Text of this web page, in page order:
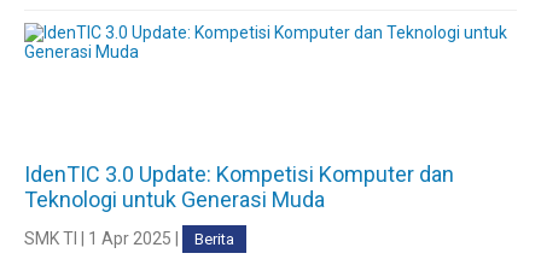
IdenTIC 3.0 Update: Kompetisi Komputer dan
Teknologi untuk Generasi Muda
SMK TI | 1 Apr 2025 | Berita